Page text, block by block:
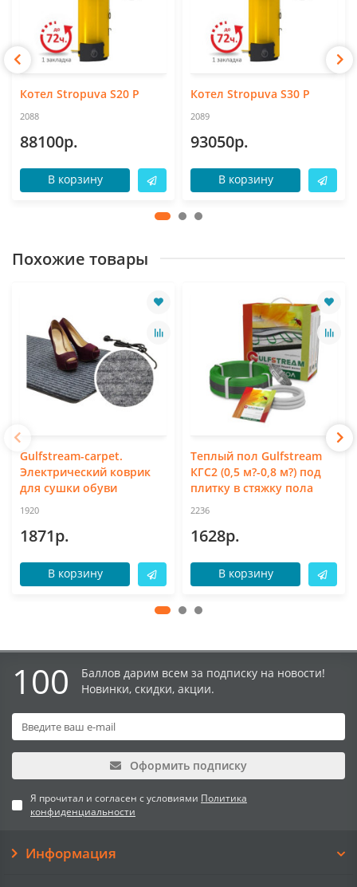
Котел Stropuva S20 P
2088
88100р.
В корзину
Котел Stropuva S30 P
2089
93050р.
В корзину
Похожие товары
Gulfstream-carpet.
Электрический коврик
для сушки обуви
1920
1871р.
В корзину
Теплый пол Gulfstream
КГС2 (0,5 м?-0,8 м?) под
плитку в стяжку пола
2236
1628р.
В корзину
100
Баллов дарим всем за подписку на новости!
Новинки, скидки, акции.
Оформить подписку
Я прочитал и согласен с условиями Политика
конфиденциальности
Информация